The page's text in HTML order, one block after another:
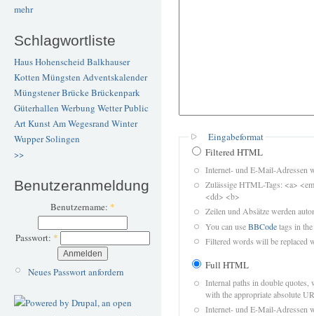
mehr
Schlagwortliste
Haus Hohenscheid Balkhauser
Kotten Müngsten Adventskalender
Müngstener BrückeBrückenpark
Güterhallen Werbung WetterPublic
ArtKunstAm Wegesrand Winter
WupperSolingen
>>
Benutzeranmeldung
Benutzername: *
Passwort: *
Neues Passwort anfordern
Eingabeformat
Filtered HTML
Internet- und E-Mail-Adressen
Zulässige HTML-Tags: <a>
<dd> <b>
Zeilen und Absätze werden
You can useBBCodetags in
Filtered words will be replaced
Full HTML
Internal paths in double quotes,
with the appropriate absolute
Internet- und E-Mail-Adressen